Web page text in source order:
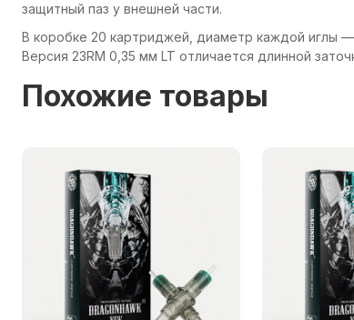
защитный паз у внешней части.
В коробке 20 картриджей, диаметр каждой иглы
Версия 23RM 0,35 мм LT отличается длинной
Похожие товары